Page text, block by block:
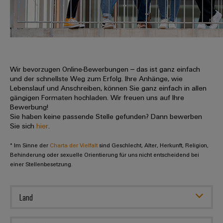
erlebbar
werden.
Datencenter
Produkte
für
Rechenzentren
–
effizient,
zuverlässig,
skalierbar
Energiespeicher
Lösungen
und
Anschlusstechnologie
DC-
u-
OS
Edge
Computing
Industrial
5G
Single
Leiterplattenklemmen
Gehäusesysteme
komponenten
Kabeleinführungssysteme
und
-
komponenten
Anschlussleitungen,
Patchkabel
Fast
Delivery
Beratung
und
digitale
Planung
easyConnect
-
Ihre
uns
Promotionfahrzeug
Distribution
Info
für
unsere
Partner
Vertrieb
Weidmüller
Zahlen
Unser
Vorstand
Nachhaltigkeit
Academy
People
Karriere
Stellen
für
Berufserfahrene
Für
Studierende
Werkstudententätigkeiten
Praktika
Abschlussarbeiten
Wir bevorzugen Online-Bewerbungen – das ist ganz einfach
und der schnellste Weg zum Erfolg. Ihre Anhänge, wie
Lebenslauf und Anschreiben, können Sie ganz einfach in allen
gängigen Formaten hochladen. Wir freuen uns auf Ihre
Bewerbung!
Sie haben keine passende Stelle gefunden? Dann bewerben
Sie sichhier
* Im Sinne der Charta der Vielfalt sind Geschlecht, Alter, Herkunft, Religion,
Behinderung oder sexuelle Orientierung für uns nicht entscheidend bei
einer Stellenbesetzung.
Land